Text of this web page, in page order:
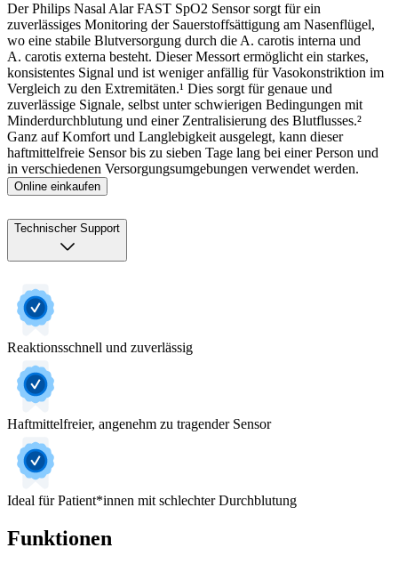
Der Philips Nasal Alar FAST SpO2 Sensor sorgt für ein
zuverlässiges Monitoring der Sauerstoffsättigung am Nasenflügel,
wo eine stabile Blutversorgung durch die A. carotis interna und
A. carotis externa besteht. Dieser Messort ermöglicht ein starkes,
konsistentes Signal und ist weniger anfällig für Vasokonstriktion im
Vergleich zu den Extremitäten.¹ Dies sorgt für genaue und
zuverlässige Signale, selbst unter schwierigen Bedingungen mit
Minderdurchblutung und einer Zentralisierung des Blutflusses.²
Ganz auf Komfort und Langlebigkeit ausgelegt, kann dieser
haftmittelfreie Sensor bis zu sieben Tage lang bei einer Person und
in verschiedenen Versorgungsumgebungen verwendet werden.
Online einkaufen
Technischer Support
Reaktionsschnell und zuverlässig
Haftmittelfreier, angenehm zu tragender Sensor
Ideal für Patient*innen mit schlechter Durchblutung
Funktionen